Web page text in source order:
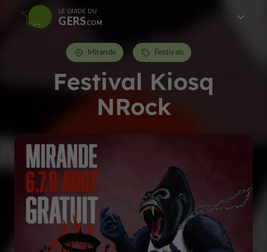
LE GUIDE DU
GERS
Festival Kiosq
NRock
Mirande Festivals